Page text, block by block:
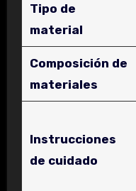
Tipo de
material
Composición de
materiales
Instrucciones
de cuidado